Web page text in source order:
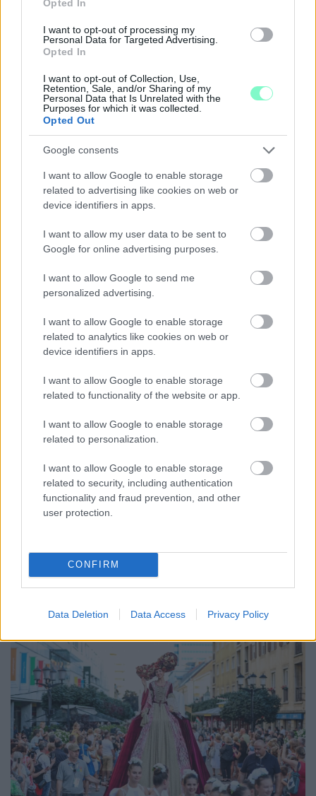
Opted In
I want to opt-out of processing my
Personal Data for Targeted Advertising.
Opted In
I want to opt-out of Collection, Use,
Retention, Sale, and/or Sharing of my
Personal Data that Is Unrelated with the
Purposes for which it was collected.
Opted Out
Google consents
I want to allow Google to enable storage
related to advertising like cookies on web or
device identifiers in apps.
I want to allow my user data to be sent to
Google for online advertising purposes.
I want to allow Google to send me
personalized advertising.
I want to allow Google to enable storage
related to analytics like cookies on web or
device identifiers in apps.
I want to allow Google to enable storage
related to functionality of the website or app.
I want to allow Google to enable storage
related to personalization.
I want to allow Google to enable storage
related to security, including authentication
functionality and fraud prevention, and other
user protection.
CONFIRM
Data Deletion Data Access Privacy Policy
A BAROKK ÖSSZES ÁRNYALATA ÉS MÉG EGY SOR
KIVÁLÓ PROGRAM VÁR MINDENKIT EZEN A HÉTVÉGÉN
GYŐRBEN
Középpontban a hagyományőrzés, de lesz Pogány Induló és
Majka koncert, jóga szeánsz, “borhajózás” és egy csomó minden
ENERGIATAKARÉKOSSÁG: KORÁBBAN KEZDŐDIK
A GYŐRI AUDI ETO KC PÉNTEKI FELKÉSZÜLÉSI
MÉRKŐZÉSE
Az energiaellátás tehermentesítése érdekében másfél órával